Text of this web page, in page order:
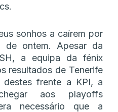
sonhos a caírem por
de ontem. Apesar da
a equipa da fénix
resultados de Tenerife
frente a KPI, a
aos playoffs
necessário que a